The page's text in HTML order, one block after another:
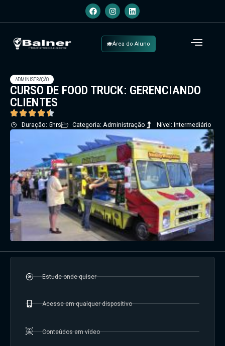
Área do Aluno
ADMINISTRAÇÃO
CURSO DE FOOD TRUCK: GERENCIANDO
CLIENTES
Duração: 5hrs Categoria: Administração Nível: Intermediário
Estude onde quiser
Acesse em qualquer dispositivo
Conteúdos em vídeo